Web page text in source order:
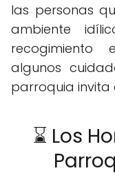
las personas
ambiente
recogimiento
algunos
parroquia invita
⌛ Los